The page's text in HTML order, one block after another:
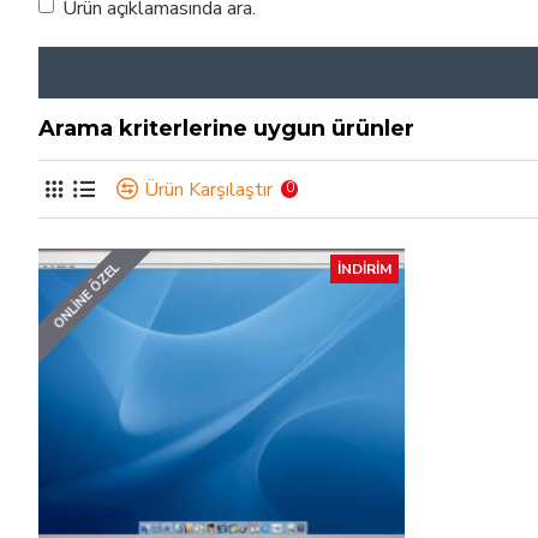
Ürün açıklamasında ara.
Arama kriterlerine uygun ürünler
Ürün Karşılaştır 0
İNDIRIM
ONLINE ÖZEL